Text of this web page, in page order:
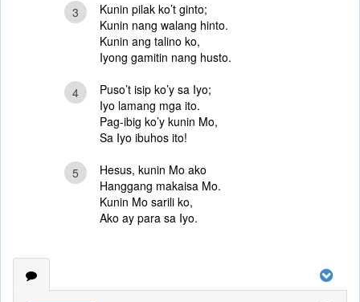
3
Kunin pilak ko’t ginto;
Kunin nang walang hinto.
Kunin ang talino ko,
Iyong gamitin nang husto.
4
Puso’t isip ko’y sa Iyo;
Iyo lamang mga ito.
Pag-ibig ko’y kunin Mo,
Sa Iyo ibuhos ito!
5
Hesus, kunin Mo ako
Hanggang makaisa Mo.
Kunin Mo sarili ko,
Ako ay para sa Iyo.